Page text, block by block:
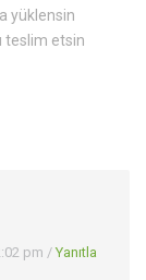
yüklensin
teslim etsin
pm / Yanıtla